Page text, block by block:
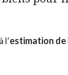
l’estimation de